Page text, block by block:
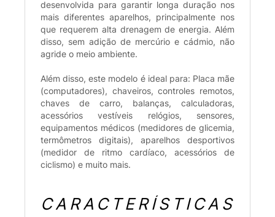
desenvolvida para garantir longa duração nos
mais diferentes aparelhos, principalmente nos
que requerem alta drenagem de energia. Além
disso, sem adição de mercúrio e cádmio, não
agride o meio ambiente.
Além disso, este modelo é ideal para: Placa mãe
(computadores), chaveiros, controles remotos,
chaves de carro, balanças, calculadoras,
acessórios vestíveis relógios, sensores,
equipamentos médicos (medidores de glicemia,
termômetros digitais), aparelhos desportivos
(medidor de ritmo cardíaco, acessórios de
ciclismo) e muito mais.
CARACTERÍSTICAS